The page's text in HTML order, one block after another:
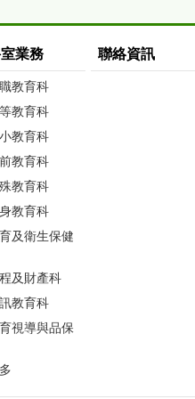
業務
教育科
教育科
教育科
教育科
教育科
教育科
及衛生保健
及財產科
教育科
視導與品保
聯絡資訊